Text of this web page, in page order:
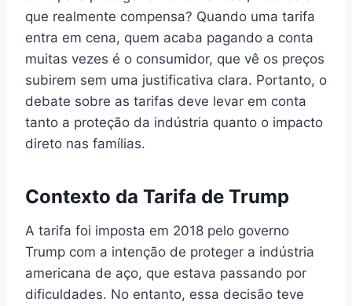
que realmente compensa? Quando uma tarifa
entra em cena, quem acaba pagando a conta
muitas vezes é o consumidor, que vê os preços
subirem sem uma justificativa clara. Portanto, o
debate sobre as tarifas deve levar em conta
tanto a proteção da indústria quanto o impacto
direto nas famílias.
Contexto da Tarifa de Trump
A tarifa foi imposta em 2018 pelo governo
Trump com a intenção de proteger a indústria
americana de aço, que estava passando por
dificuldades. No entanto, essa decisão teve